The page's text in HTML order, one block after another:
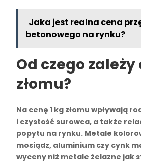
Jaka jest realna cena
betonowego na rynku?
Od czego zależy
złomu?
Na cenę 1 kg złomu wpływają
i czystość surowca, a także
popytu na rynku. Metale
mosiądz, aluminium czy cynk
wyceny niż metale żelazne jak